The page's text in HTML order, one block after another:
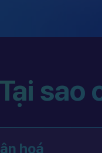
Tại sao
hoá